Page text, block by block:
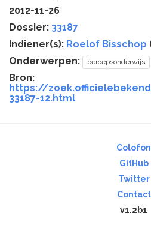
2012-11-26
Dossier: 33187
Indiener(s): Roelof Bisschop
Onderwerpen:
beroepsonderwijs
Bron:
https://
33187-12.html
Colofon
GitHub
Twitter
Contact
v1.2b1